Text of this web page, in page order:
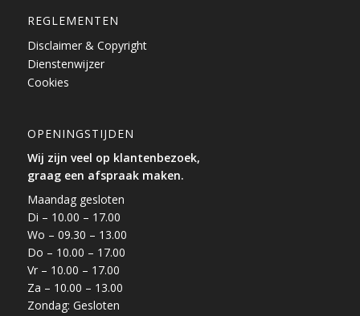
REGLEMENTEN
Disclaimer & Copyright
Dienstenwijzer
Cookies
OPENINGSTIJDEN
Wij zijn veel op klantenbezoek,
graag een afspraak maken.
Maandag gesloten
Di – 10.00 – 17.00
Wo – 09.30 – 13.00
Do – 10.00 – 17.00
Vr – 10.00 – 17.00
Za – 10.00 – 13.00
Zondag: Gesloten